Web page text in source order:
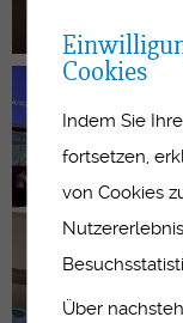
Cookies
Indem Sie
fortsetzen,
von Cookies
Über